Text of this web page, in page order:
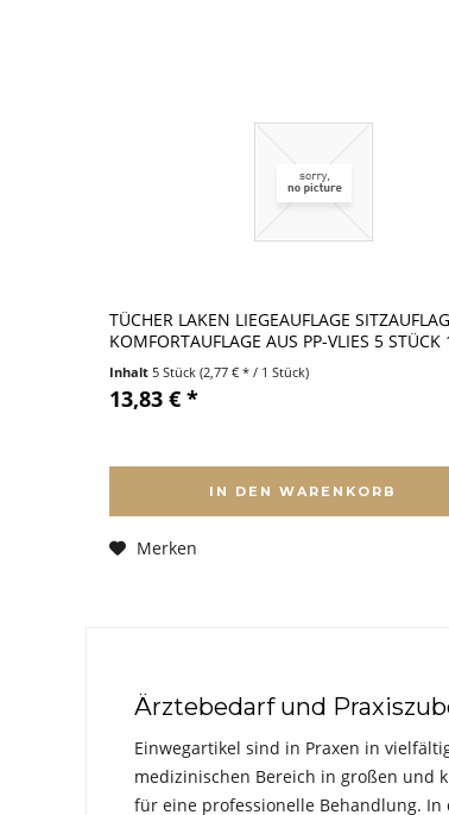
TÜCHER LAKEN LIEGEAUFLAGE
KOMFORTAUFLAGE AUS PP-VLIES 5
CM
Inhalt5 Stück(2,77 € * / 1 Stück)
13,83 € *
IN DEN WARENKORB
Merken
Ärztebedarf und
Einwegartikel sind in Praxen in
medizinischen Bereich in großen und
für eine professionelle Behandlung.